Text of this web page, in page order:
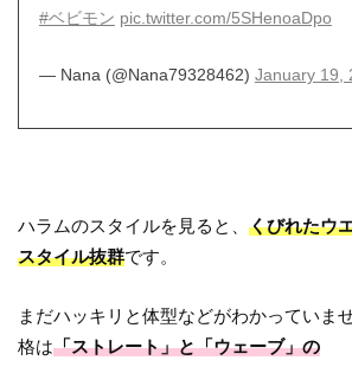
#ベビモン pic.twitter.com/5SHenoaDpo
— Nana (@Nana79328462) January 19,
ハラムのスタイルを見ると、くびれたウ
スタイル抜群です。
まだハッキリと体型などがわかっていま
格は「ストレート」と「ウェーブ」の